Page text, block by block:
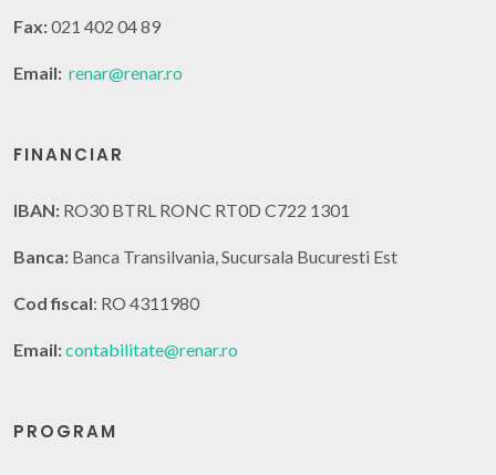
Fax:021 402 04 89
Email: renar@renar.ro
FINANCIAR
IBAN: RO30 BTRL RONC RT0D C722 1301
Banca: Banca Transilvania, Sucursala Bucuresti Est
Cod fiscal: RO 4311980
Email:contabilitate@renar.ro
PROGRAM